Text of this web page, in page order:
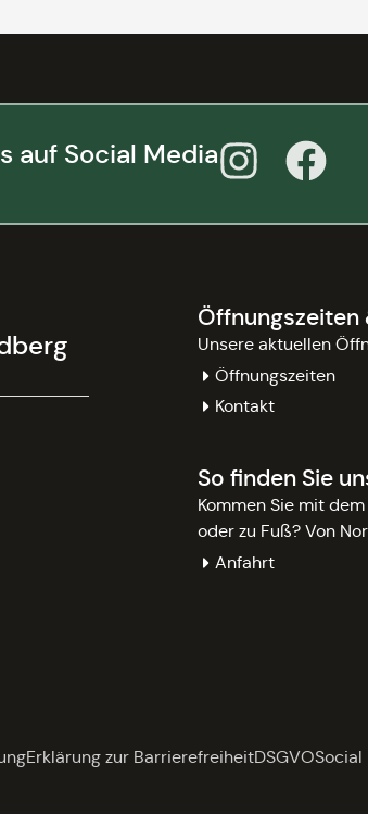
auf Social Media
Öffnungszeiten
Unsere aktuellen
Öffnungszeiten
Kontakt
So finden Sie
Kommen Sie mit
oder zu Fuß? Von
Anfahrt
Erklärung zur BarrierefreiheitDSGVOSocial